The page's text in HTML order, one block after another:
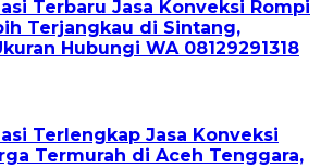
Terbaru Jasa Konveksi Rompi
Terjangkau di Sintang,
Hubungi WA 08129291318
Terlengkap Jasa Konveksi
Termurah di Aceh Tenggara,